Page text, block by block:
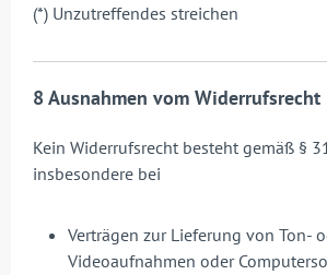
(*) Unzutreffendes streichen
8 Ausnahmen vom Widerrufsrecht
Kein Widerrufsrecht besteht gemäß §
insbesondere bei
Verträgen zur Lieferung von Ton-
Videoaufnahmen oder